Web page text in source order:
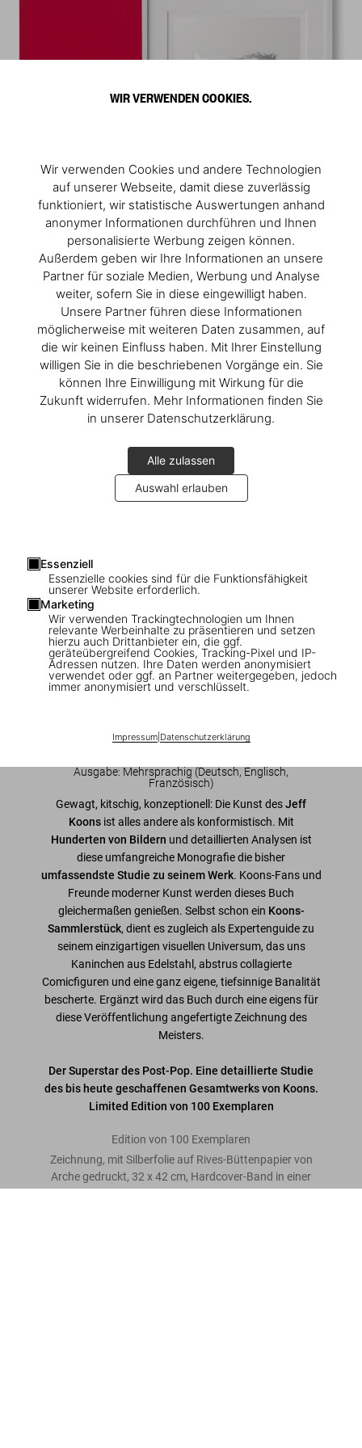
WIR VERWENDEN COOKIES.
Wir verwenden Cookies und andere Technologien
auf unserer Webseite, damit diese zuverlässig
funktioniert, wir statistische Auswertungen anhand
anonymer Informationen durchführen und Ihnen
personalisierte Werbung zeigen können.
Außerdem geben wir Ihre Informationen an unsere
Partner für soziale Medien, Werbung und Analyse
weiter, sofern Sie in diese eingewilligt haben.
Unsere Partner führen diese Informationen
möglicherweise mit weiteren Daten zusammen, auf
die wir keinen Einfluss haben. Mit Ihrer Einstellung
willigen Sie in die beschriebenen Vorgänge ein. Sie
können Ihre Einwilligung mit Wirkung für die
Zukunft widerrufen. Mehr Informationen finden Sie
in unserer Datenschutzerklärung.
Alle zulassen
Auswahl erlauben
Essenziell
Essenzielle cookies sind für die Funktionsfähigkeit
unserer Website erforderlich.
Marketing
Wir verwenden Trackingtechnologien um Ihnen
relevante Werbeinhalte zu präsentieren und setzen
hierzu auch Drittanbieter ein, die ggf.
geräteübergreifend Cookies, Tracking-Pixel und IP-
Adressen nutzen. Ihre Daten werden anonymisiert
verwendet oder ggf. an Partner weitergegeben, jedoch
immer anonymisiert und verschlüsselt.
Impressum| Datenschutzerklärung
SOLD OUT
Jeff Koons, Art Edition
Diese Ausgabe ist ausverkauft. Gelegentlich werden jedoch
Jetzt registrieren
Ausgabe: Mehrsprachig (Deutsch, Englisch,
Französisch)
Gewagt, kitschig, konzeptionell: Die Kunst desJeff
Koonsist alles andere als konformistisch. Mit
Hunderten von Bildern und detaillierten Analysen ist
diese umfangreiche Monografie die bisher
umfassendste Studie zu seinem Werk. Koons-Fans und
Freunde moderner Kunst werden dieses Buch
gleichermaßen genießen. Selbst schon ein Koons-
Sammlerstück, dient es zugleich als Expertenguide zu
seinem einzigartigen visuellen Universum, das uns
Kaninchen aus Edelstahl, abstrus collagierte
Comicfiguren und eine ganz eigene, tiefsinnige Banalität
bescherte. Ergänzt wird das Buch durch eine eigens für
diese Veröffentlichung angefertigte Zeichnung des
Meisters.
Der Superstar des Post-Pop. Eine detaillierte Studie
des bis heute geschaffenen Gesamtwerks von Koons.
Limited Edition von 100 Exemplaren
Edition von 100 Exemplaren
Zeichnung, mit Silberfolie auf Rives-Büttenpapier von
Arche gedruckt, 32 x 42 cm, Hardcover-Band in einer